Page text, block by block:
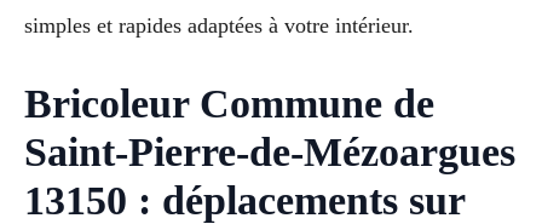
simples et rapides adaptées à votre intérieur.
Bricoleur Commune de
Saint-Pierre-de-Mézoargues
13150 : déplacements sur